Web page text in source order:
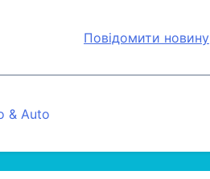
Повідомити новину
& Auto